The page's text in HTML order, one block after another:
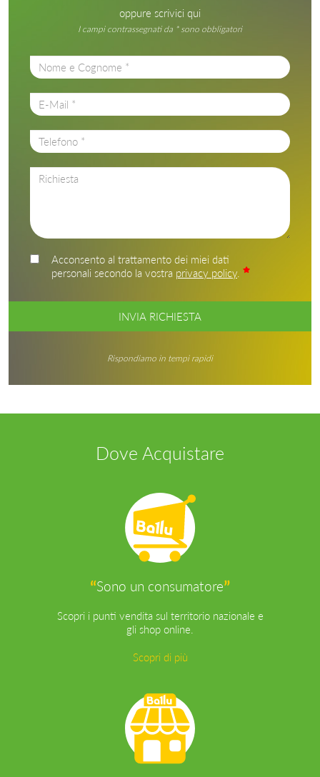
oppure scrivici qui
I campi contrassegnati da * sono obbligatori
Acconsento al trattamento dei miei dati
personali secondo la vostra privacy policy
INVIA RICHIESTA
Rispondiamo in tempi rapidi
Dove Acquistare
“Sono un consumatore”
Scopri i punti vendita sul territorio nazionale e
gli shop online.
Scopri di più